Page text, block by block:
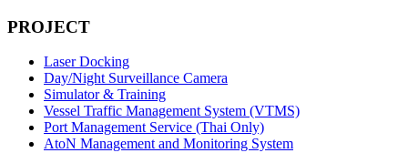
PROJECT
Laser Docking
Day/Night Surveillance Camera
Simulator & Training
Vessel Traffic Management System (VTMS)
Port Management Service (Thai Only)
AtoN Management and Monitoring System